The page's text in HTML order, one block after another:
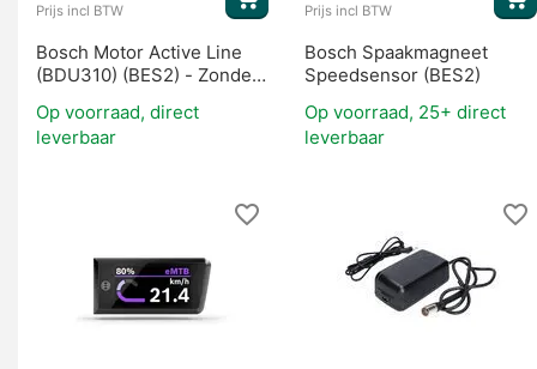
Prijs incl BTW
Bosch Motor Active Line
(BDU310) (BES2) - Zonder
Op voorraad, direct
leverbaar
Prijs incl BTW
Bosch Spaakmagneet
Speedsensor (BES2)
Op voorraad, 25+ direct
leverbaar